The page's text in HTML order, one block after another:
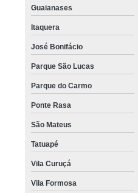
Guaianases
Itaquera
José Bonifácio
Parque São Lucas
Parque do Carmo
Ponte Rasa
São Mateus
Tatuapé
Vila Curuçá
Vila Formosa